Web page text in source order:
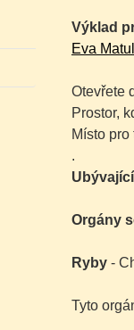
Výklad
Eva
Otevřete
Prostor,
Místo
.
Orgány
Ryby-
Tyto